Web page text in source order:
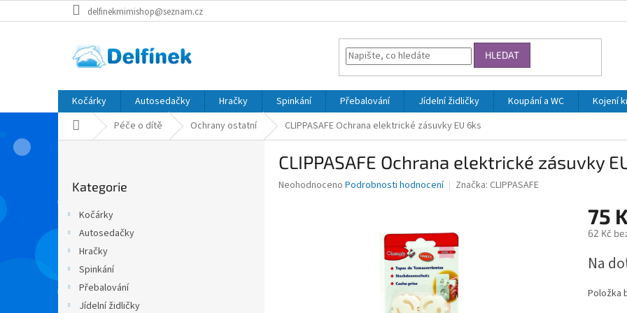
na
delfinekmimishop@seznam.cz
HLEDAT
Kočárky Autosedačky Hračky Spinkání Přebalování Jídelní židličky Koupání a WC Kojení
Domů Péče o dítě Ochrany ostatní CLIPPASAFE Ochrana elektrické zásuvky EU 6ks
r
p
kategorie
Kategorie
Kočárky
Autosedačky
Hračky
Spinkání
Přebalování
Jídelní židličky
CLIPPASAFE Ochrana elektrické zásuvky
Průměrné
Neohodnoceno Podrobnosti hodnocení Značka: CLIPPASAFE
75
62 Kč
cena:
Na
Položka